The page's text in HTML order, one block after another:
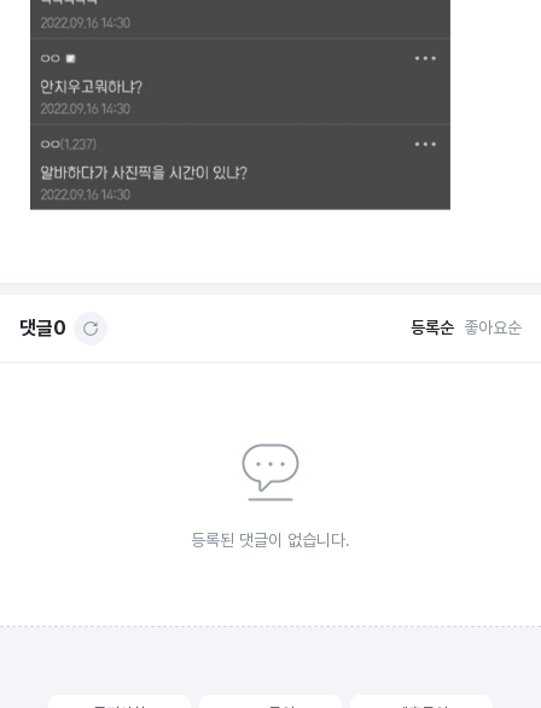
댓글0 등록순 좋아요순
등록된 댓글이 없습니다.